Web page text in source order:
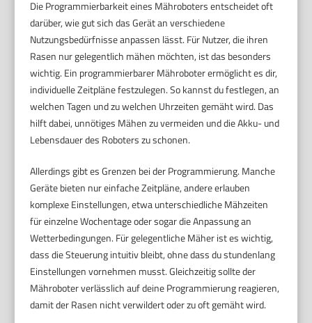
Die Programmierbarkeit eines Mähroboters entscheidet oft
darüber, wie gut sich das Gerät an verschiedene
Nutzungsbedürfnisse anpassen lässt. Für Nutzer, die ihren
Rasen nur gelegentlich mähen möchten, ist das besonders
wichtig. Ein programmierbarer Mähroboter ermöglicht es dir,
individuelle Zeitpläne festzulegen. So kannst du festlegen, an
welchen Tagen und zu welchen Uhrzeiten gemäht wird. Das
hilft dabei, unnötiges Mähen zu vermeiden und die Akku- und
Lebensdauer des Roboters zu schonen.
Allerdings gibt es Grenzen bei der Programmierung. Manche
Geräte bieten nur einfache Zeitpläne, andere erlauben
komplexe Einstellungen, etwa unterschiedliche Mähzeiten
für einzelne Wochentage oder sogar die Anpassung an
Wetterbedingungen. Für gelegentliche Mäher ist es wichtig,
dass die Steuerung intuitiv bleibt, ohne dass du stundenlang
Einstellungen vornehmen musst. Gleichzeitig sollte der
Mähroboter verlässlich auf deine Programmierung reagieren,
damit der Rasen nicht verwildert oder zu oft gemäht wird.